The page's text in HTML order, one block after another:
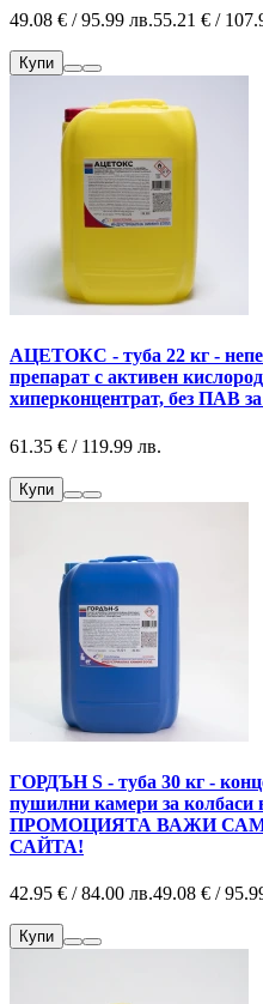
49.08 € / 95.99 лв.55.21 € /
Купи
АЦЕТОКС - туба 22 кг -
препарат с активен
хиперконцентрат, без ПАВ
61.35 € / 119.99 лв.
Купи
ГОРДЪН S - туба 30 кг -
пушилни камери за
ПРОМОЦИЯТА ВАЖИ
САЙТА!
42.95 € / 84.00 лв.49.08 € /
Купи